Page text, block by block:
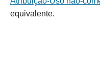
equivalente.